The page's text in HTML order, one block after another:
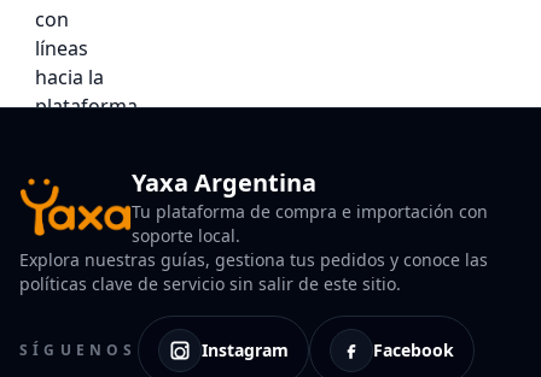
Yaxa Argentina
Tu plataforma de compra e importación con
soporte local.
Explora nuestras guías, gestiona tus pedidos y conoce las
políticas clave de servicio sin salir de este sitio.
SÍGUENOS Instagram Facebook